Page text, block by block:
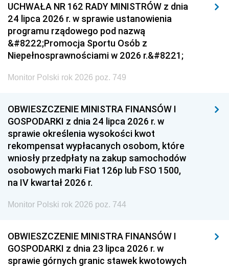
UCHWAŁA NR 162 RADY MINISTRÓW z dnia
24 lipca 2026 r. w sprawie ustanowienia
programu rządowego pod nazwą
&#8222;Promocja Sportu Osób z
Niepełnosprawnościami w 2026 r.&#8221;
Monitor Polski rok 2026 poz. 749
OBWIESZCZENIE MINISTRA FINANSÓW I
GOSPODARKI z dnia 24 lipca 2026 r. w
sprawie określenia wysokości kwot
rekompensat wypłacanych osobom, które
wniosły przedpłaty na zakup samochodów
osobowych marki Fiat 126p lub FSO 1500,
na IV kwartał 2026 r.
Monitor Polski rok 2026 poz. 744
OBWIESZCZENIE MINISTRA FINANSÓW I
GOSPODARKI z dnia 23 lipca 2026 r. w
sprawie górnych granic stawek kwotowych